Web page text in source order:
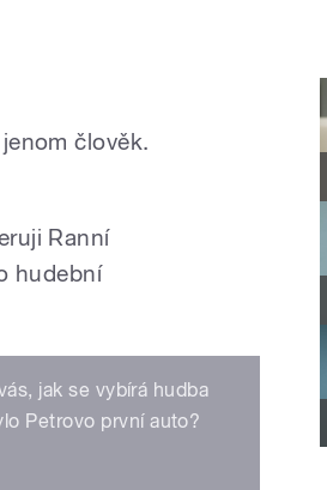
člověk.
Ranní
hudební
jak se vybírá hudba
Petrovo první auto?